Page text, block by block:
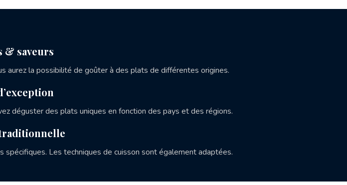
& saveurs
aurez la possibilité de goûter à des plats de différentes origines.
déguster des plats uniques en fonction des pays et des régions.
spécifiques. Les techniques de cuisson sont également adaptées.